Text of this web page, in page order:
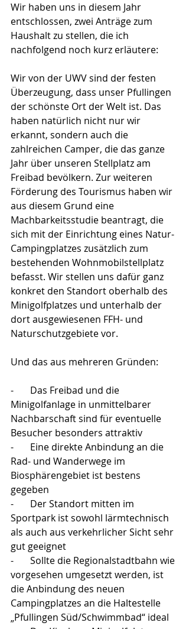
Wir haben uns in diesem Jahr
entschlossen, zwei Anträge zum
Haushalt zu stellen, die ich
nachfolgend noch kurz erläutere:
Wir von der UWV sind der festen
Überzeugung, dass unser Pfullingen
der schönste Ort der Welt ist. Das
haben natürlich nicht nur wir
erkannt, sondern auch die
zahlreichen Camper, die das ganze
Jahr über unseren Stellplatz am
Freibad bevölkern. Zur weiteren
Förderung des Tourismus haben wir
aus diesem Grund eine
Machbarkeitsstudie beantragt, die
sich mit der Einrichtung eines Natur-
Campingplatzes zusätzlich zum
bestehenden Wohnmobilstellplatz
befasst. Wir stellen uns dafür ganz
konkret den Standort oberhalb des
Minigolfplatzes und unterhalb der
dort ausgewiesenen FFH- und
Naturschutzgebiete vor.
Und das aus mehreren Gründen:
-       Das Freibad und die
Minigolfanlage in unmittelbarer
Nachbarschaft sind für eventuelle
Besucher besonders attraktiv
-       Eine direkte Anbindung an die
Rad- und Wanderwege im
Biosphärengebiet ist bestens
gegeben
-       Der Standort mitten im
Sportpark ist sowohl lärmtechnisch
als auch aus verkehrlicher Sicht sehr
gut geeignet
-       Sollte die Regionalstadtbahn wie
vorgesehen umgesetzt werden, ist
die Anbindung des neuen
Campingplatzes an die Haltestelle
„Pfullingen Süd/Schwimmbad“ ideal